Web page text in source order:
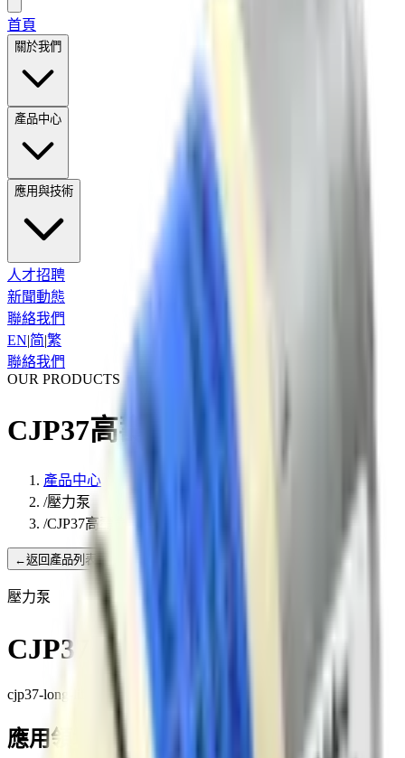
首頁
關於我們
產品中心
應用與技術
人才招聘
新聞動態
聯絡我們
EN|简|繁
聯絡我們
OUR PRODUCTS
CJP37高壽命
產品中心
/壓力泵
/CJP37高壽命
←返回產品列表
壓力泵
CJP37高壽命
cjp37-long-life
應用領域